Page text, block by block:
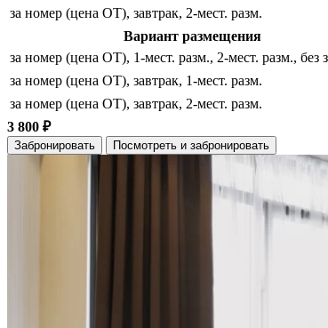
за номер (цена ОТ), завтрак, 2-мест. разм.
Вариант размещения
за номер (цена ОТ), 1-мест. разм., 2-мест. разм., без
за номер (цена ОТ), завтрак, 1-мест. разм.
за номер (цена ОТ), завтрак, 2-мест. разм.
3 800 ₽
Забронировать Посмотреть и забронировать